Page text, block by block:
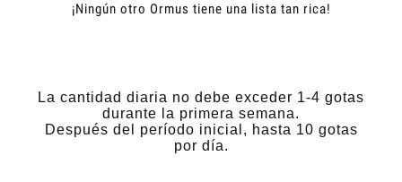
¡Ningún otro Ormus tiene una lista tan rica!
La cantidad diaria no debe exceder 1-4 gotas
durante la primera semana.
Después del período inicial, hasta 10 gotas
por día.